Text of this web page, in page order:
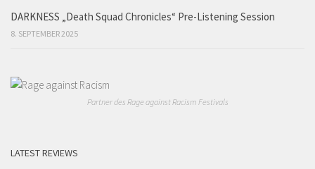
DARKNESS „Death Squad Chronicles“ Pre-Listening Session
8. SEPTEMBER 2025
Partner des Rage against Racism Festivals
LATEST REVIEWS